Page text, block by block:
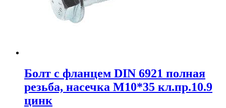
Болт с фланцем DIN 6921 полная
резьба, насечка М10*35 кл.пр.10.9
цинк